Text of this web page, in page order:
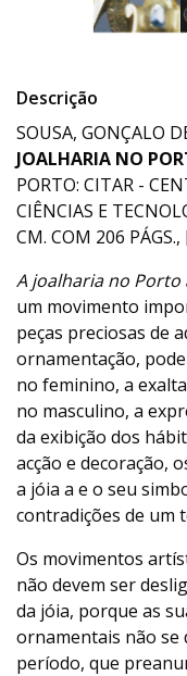
Descrição
SOUSA, GONÇALO
JOALHARIA NO
PORTO: CITAR -
CIÊNCIAS E
CM. COM 206
A joalharia no
um movimento
peças preciosas de
ornamentação,
no feminino, a
no masculino, a
da exibição dos
acção e decoração,
a jóia a e o seu
contradições de um
Os movimentos
não devem ser
da jóia, porque as
ornamentais não se
período, que